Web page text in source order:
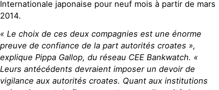
Internationale japonaise pour neuf mois à partir de mars
2014.
« Le choix de ces deux compagnies est une énorme
preuve de confiance de la part autorités croates »,
explique Pippa Gallop, du réseau CEE Bankwatch. «
Leurs antécédents devraient imposer un devoir de
vigilance aux autorités croates. Quant aux institutions